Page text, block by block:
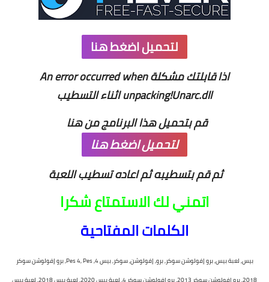
لتحميل اضغط هنا
اذا قابلتك مشكلة An error occurred when
unpacking!Unarc.dll اثناء التسطيب
قم بتحميل هذا البرنامج من هنا
لتحميل اضغط هنا
ثم قم بتسطيبه ثم اعاده تسطيب اللعبة
اتمني لك الاستمتاع شكرا
الكلمات المفتاحية
بيس, لعبة بيس, برو إفولوشن سوكر, برو, إفولوشن, سوكر, بيس 4, Pes 4, Pes, برو إفولوشن سوكر
2018, برو إفولوشن سوكر 2013, برو إفولوشن سوكر 4, لعبة بيس 2020, لعبة بيس 2018, لعبة بيس